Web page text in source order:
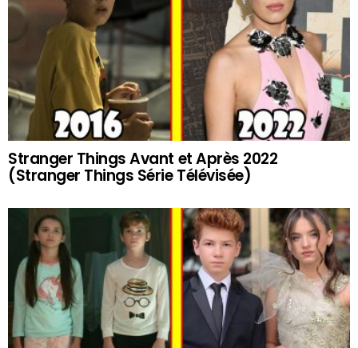
Stranger Things Avant et Après 2022
(Stranger Things Série Télévisée)